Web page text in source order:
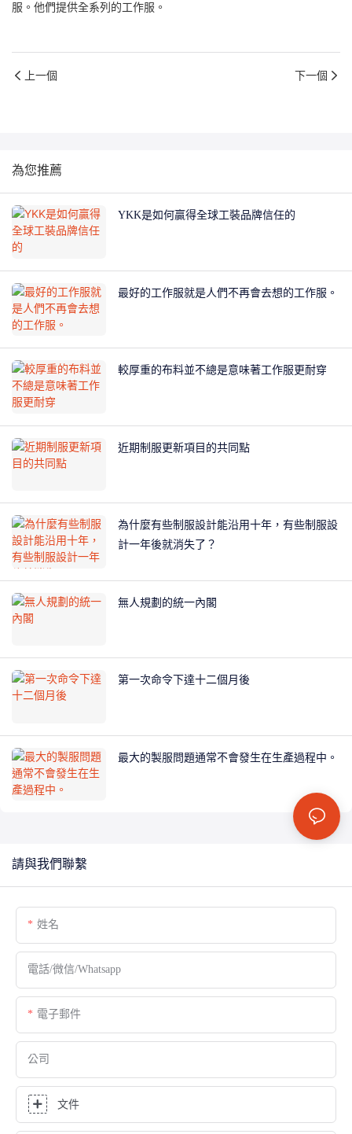
服 。他們提供全系列的工作服。
上一個 下一個
為您推薦
YKK是如何贏得全球工裝品牌信任的
最好的工作服就是人們不再會去想的工作服。
較厚重的布料並不總是意味著工作服更耐穿
近期制服更新項目的共同點
為什麼有些制服設計能沿用十年，有些制服設
計一年後就消失了？
無人規劃的統一內閣
第一次命令下達十二個月後
最大的製服問題通常不會發生在生產過程中。
請與我們聯繫
姓名
電話/微信/Whatsapp
電子郵件
公司
文件